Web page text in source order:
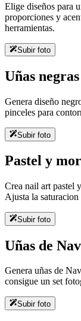
Elige diseños para
proporciones y
herramientas.
Subir foto
Uñas
Genera diseño
pinceles para
Subir foto
Pastel y
Crea nail art pastel
Ajusta la
Subir foto
Uñas de
Genera uñas de
consigue un set
Subir foto